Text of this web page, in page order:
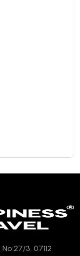
3, 07112